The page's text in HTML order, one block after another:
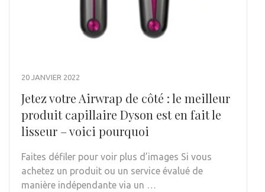
20 JANVIER 2022
Jetez votre Airwrap de côté : le meilleur
produit capillaire Dyson est en fait le
lisseur – voici pourquoi
Faites défiler pour voir plus d’images Si vous
achetez un produit ou un service évalué de
manière indépendante via un …